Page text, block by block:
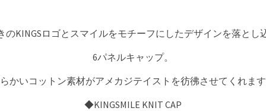
のKINGSロゴとスマイルをモチーフにしたデザインを落とし
6パネルキャップ。
かいコットン素材がアメカジテイストを彷彿させてくれます
◆KINGSMILE KNIT CAP